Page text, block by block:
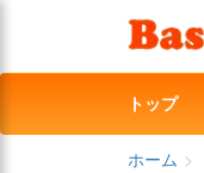
トップ
ホーム